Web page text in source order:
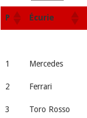
P Écurie
1 Mercedes
2 Ferrari
3 Toro Rosso